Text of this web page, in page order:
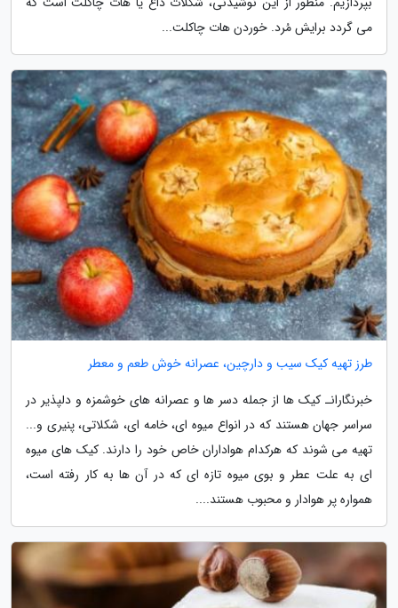
می گردد برایش مُرد. خوردن هات چاکلت...
طرز تهیه کیک سیب و دارچین، عصرانه خوش طعم و معطر
خبرنگارانـ کیک ها از جمله دسر ها و عصرانه های خوشمزه و دلپذیر در
سراسر جهان هستند که در انواع میوه ای، خامه ای، شکلاتی، پنیری و...
تهیه می شوند که هرکدام هواداران خاص خود را دارند. کیک های میوه
ای به علت عطر و بوی میوه تازه ای که در آن ها به کار رفته است،
همواره پر هوادار و محبوب هستند....